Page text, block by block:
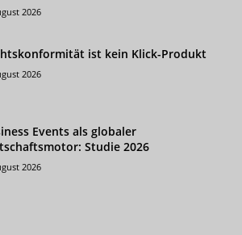
2026
ist kein Klick-Produkt
2026
Events als globaler
Studie 2026
2026